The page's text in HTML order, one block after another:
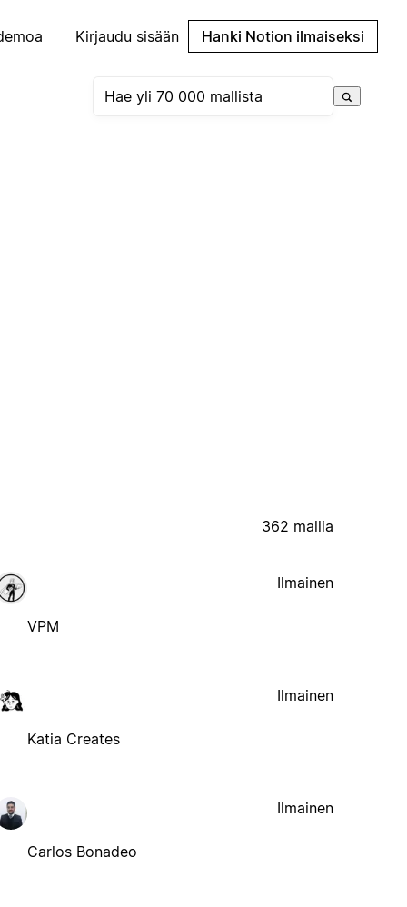
Kirjaudu sisään Hanki Notion ilmaiseksi
362 mallia
VPM
Ilmainen
Katia Creates
Ilmainen
Carlos Bonadeo
Ilmainen